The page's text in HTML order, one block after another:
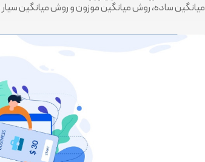
میانگین ساده، روش میانگین موزون و روش میانگین